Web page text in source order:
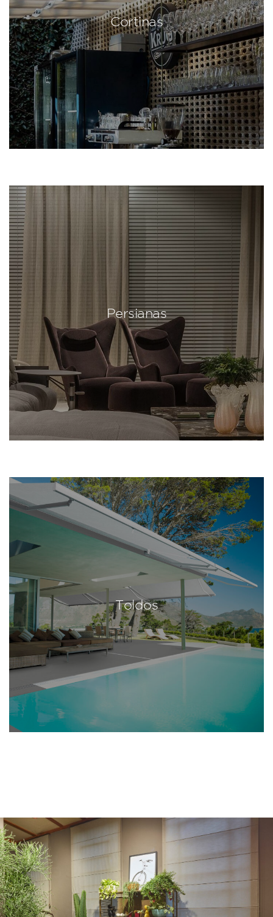
Cortinas
Persianas
Toldos